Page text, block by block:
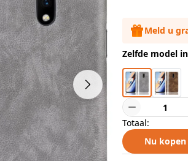
Meld u
Zelfde model
Totaal:
Nu kopen